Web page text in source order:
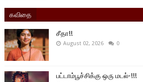
கவிதை
சீதா!!
August 02, 2026 0
பட்டாம்பூச்சிக்கு ஒரு மடல்-!!!